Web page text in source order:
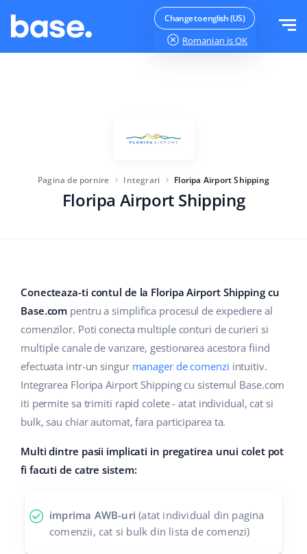
Change to english (US)
Romanian is OK
Manager produs
Managementul transporturilor
Automatizarea fluxului de lucru
Base Connect
AI pentru comerțul electronic
Base Analytics
Pentru startup-urile
Casă și grădină
Produse pentru copii
Electronică
Piese auto
Sănătate și frumusețe
Suport
Blog
Servicii
Implementari de sistem
Auditul conturilor
Română
english (US)
english (GB)
english (IN)
čeština
deutsch
Ελληνικά
español (AR)
español (MX)
Logheaza-te
Pagina de pornire Integrari Floripa Airport Shipping
Floripa Airport Shipping
Conecteaza-ti contul de la Floripa Airport Shipping cu
Base.com pentru a simplifica procesul de expediere al
comenzilor. Poti conecta multiple conturi de curieri si
multiple canale de vanzare, gestionarea acestora fiind
efectuata intr-un singurmanager de comenzi intuitiv.
Integrarea Floripa Airport Shipping cu sistemul Base.com
iti permite sa trimiti rapid colete - atat individual, cat si
bulk, sau chiar automat, fara participarea ta.
Multi dintre pasii implicati in pregatirea unui colet pot
fi facuti de catre sistem:
imprima AWB-uri (atat individual din pagina
comenzii, cat si bulk din lista de comenzi)